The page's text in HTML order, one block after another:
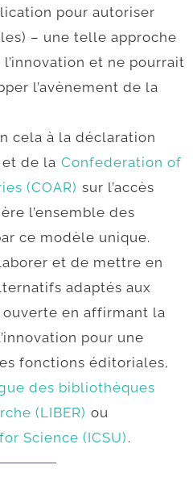
pour autoriser
– une telle approche
et ne pourrait
l’avènement de la
cela à la déclaration
et de la Confederation of
(COAR) sur l’accès
l’ensemble des
ce modèle unique.
et de mettre en
adaptés aux
en affirmant la
pour une
fonctions éditoriales,
des bibliothèques
(LIBER) ou
Science (ICSU) .